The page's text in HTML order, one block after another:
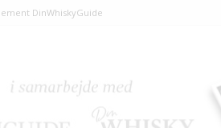
DinWhiskyGuide